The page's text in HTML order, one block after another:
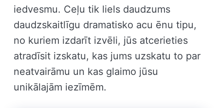
iedvesmu. Ceļu tik liels daudzums
daudzskaitlīgu dramatisko acu ēnu tipu,
no kuriem izdarīt izvēli, jūs atcerieties
atradīsit izskatu, kas jums uzskatu to par
neatvairāmu un kas glaimo jūsu
unikālajām iezīmēm.